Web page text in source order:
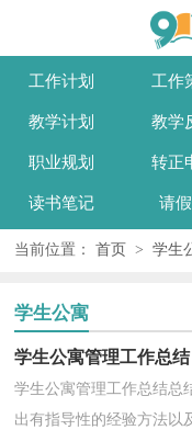
工作计划 工作
教学计划 教学
职业规划 转正
读书笔记 请
当前位置： 首页 > 学生
学生公寓
学生公寓管理工作总结
学生公寓管理工作总结总
出有指导性的经验方法以